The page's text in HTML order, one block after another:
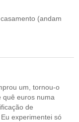
(andam
um, tornou-o
quê euros numa
de
experimentei só